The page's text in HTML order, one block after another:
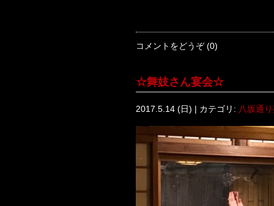
コメントをどうぞ (0)
☆舞妓さん宴会☆
2017.5.14 (日) | カテゴリ: 八坂通